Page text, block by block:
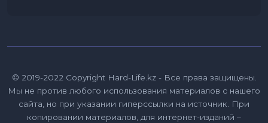
© 2019-2022 Copyright Hard-Life.kz - Все права защищены.
Мы не против любого использования материалов с нашего
сайта, но при указании гиперссылки на источник. При
копировании материалов, для интернет-изданий –